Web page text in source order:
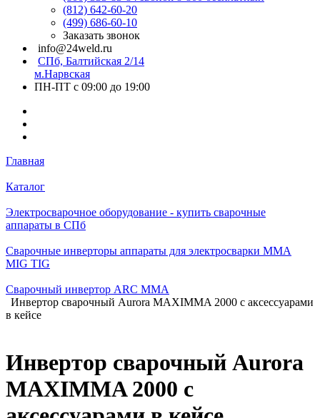
(812) 642-60-20
(499) 686-60-10
Заказать звонок
info@24weld.ru
СПб, Балтийская 2/14
м.Нарвская
ПН-ПТ с 09:00 до 19:00
Главная
Каталог
Электросварочное оборудование - купить сварочные
аппараты в СПб
Сварочные инверторы аппараты для электросварки MMA
MIG TIG
Сварочный инвертор ARC MMA
Инвертор сварочный Aurora MAXIMMA 2000 с аксессуарами
в кейсе
Инвертор сварочный Aurora
MAXIMMA 2000 с